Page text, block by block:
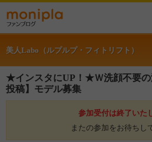
美人Labo（ルプルプ・フィトリフト）
★インスタにUP！★Ｗ洗顔不要の
投稿】モデル募集
参加受付は終了いた
またの参加をお待ちし